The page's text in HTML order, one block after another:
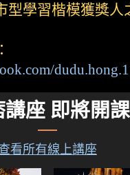
型學習楷模獲獎人
dudu.hong.1
講座 即將開課
看所有線上講座